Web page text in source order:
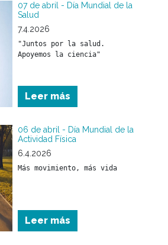
obstrucción al paso del aire
por la vía respiratoria.
07 de abril - Día Mundial de la
Salud
7.4.2026
"Juntos por la salud.
Leer más
06 de abril - Día Mundial de la
Actividad Física
6.4.2026
Más movimiento, más vida
Leer más